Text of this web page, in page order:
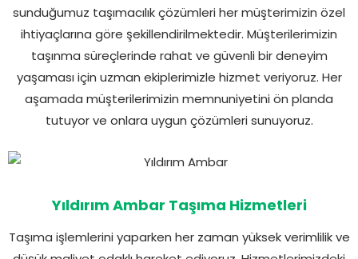
sunduğumuz taşımacılık çözümleri her müşterimizin özel
ihtiyaçlarına göre şekillendirilmektedir. Müşterilerimizin
taşınma süreçlerinde rahat ve güvenli bir deneyim
yaşaması için uzman ekiplerimizle hizmet veriyoruz. Her
aşamada müşterilerimizin memnuniyetini ön planda
tutuyor ve onlara uygun çözümleri sunuyoruz.
Yıldırım Ambar Taşıma Hizmetleri
Taşıma işlemlerini yaparken her zaman yüksek verimlilik ve